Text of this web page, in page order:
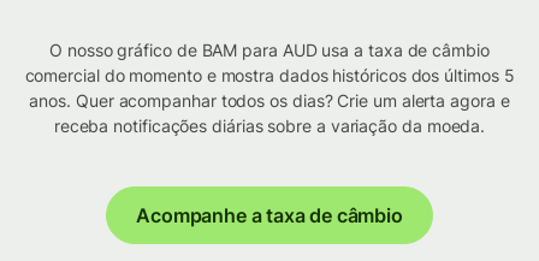
O nosso gráfico de BAM para AUD usa a taxa de câmbio
comercial do momento e mostra dados históricos dos últimos 5
anos. Quer acompanhar todos os dias? Crie um alerta agora e
receba notificações diárias sobre a variação da moeda.
Acompanhe a taxa de câmbio